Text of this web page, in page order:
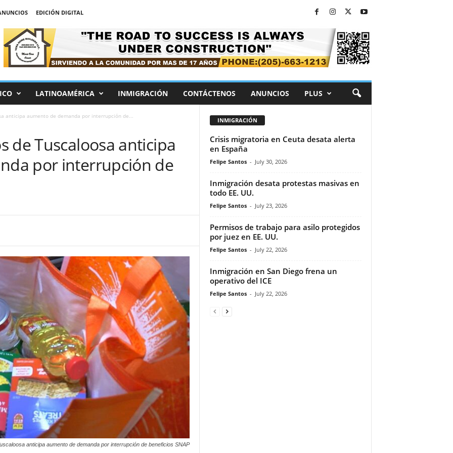
EDICIÓN DIGITAL
LATINOAMÉRICA INMIGRACIÓN CONTÁCTENOS ANUNCIOS PLUS
anticipa aumento de demanda por interrupción de...
de Tuscaloosa anticipa
por interrupción de
anticipa aumento de demanda por interrupción de beneficios SNAP
INMIGRACIÓN
Crisis migratoria en Ceuta desata alerta
en España
Felipe Santos - July 30, 2026
Inmigración desata protestas masivas en
todo EE. UU.
Felipe Santos - July 23, 2026
Permisos de trabajo para asilo protegidos
por juez en EE. UU.
Felipe Santos - July 22, 2026
Inmigración en San Diego frena un
operativo del ICE
Felipe Santos - July 22, 2026